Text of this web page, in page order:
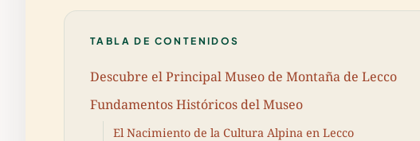
TABLA DE CONTENIDOS
Descubre el Principal Museo de Montaña de Lecco
Fundamentos Históricos del Museo
El Nacimiento de la Cultura Alpina en Lecco